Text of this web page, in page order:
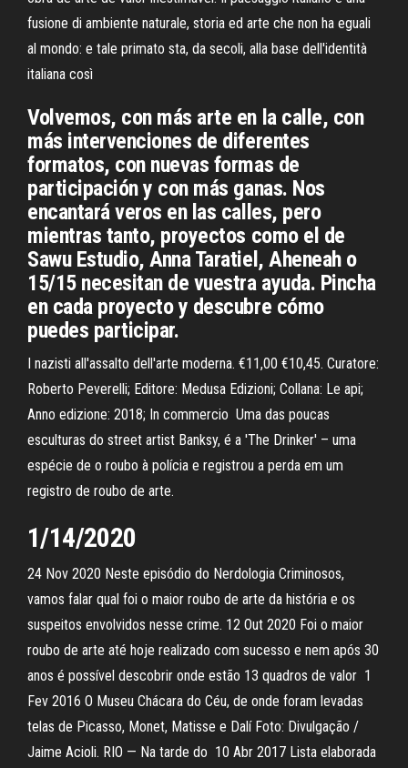
fusione di ambiente naturale, storia ed arte che non ha eguali
al mondo: e tale primato sta, da secoli, alla base dell'identità
italiana così
Volvemos, con más arte en la calle, con
más intervenciones de diferentes
formatos, con nuevas formas de
participación y con más ganas. Nos
encantará veros en las calles, pero
mientras tanto, proyectos como el de
Sawu Estudio, Anna Taratiel, Aheneah o
15/15 necesitan de vuestra ayuda. Pincha
en cada proyecto y descubre cómo
puedes participar.
I nazisti all'assalto dell'arte moderna. €11,00 €10,45. Curatore:
Roberto Peverelli; Editore: Medusa Edizioni; Collana: Le api;
Anno edizione: 2018; In commercio Uma das poucas
esculturas do street artist Banksy, é a 'The Drinker' – uma
espécie de o roubo à polícia e registrou a perda em um
registro de roubo de arte.
1/14/2020
24 Nov 2020 Neste episódio do Nerdologia Criminosos,
vamos falar qual foi o maior roubo de arte da história e os
suspeitos envolvidos nesse crime. 12 Out 2020 Foi o maior
roubo de arte até hoje realizado com sucesso e nem após 30
anos é possível descobrir onde estão 13 quadros de valor 1
Fev 2016 O Museu Chácara do Céu, de onde foram levadas
telas de Picasso, Monet, Matisse e Dalí Foto: Divulgação /
Jaime Acioli. RIO — Na tarde do 10 Abr 2017 Lista elaborada